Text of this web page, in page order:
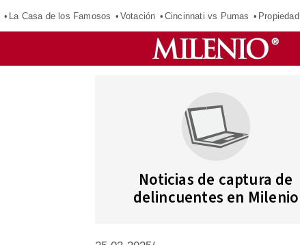
La Casa de los Famosos Votación Cincinnati vs Pumas Propiedad
Noticias de captura de
delincuentes en Milenio